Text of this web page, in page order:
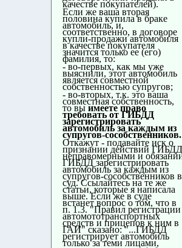
качестве покупателей).
Если же ваша вторая
половина купила в браке
автомобиль, и,
соответственно, в договоре
купли-продажи автомобиля
в качестве покупателя
значится только ее (его)
фамилия, то:
- во-первых, как мы уже
выяснили, этот автомобиль
является совместной
собственностью супругов;
- во-вторых, т.к. это ваша
совместная собственность,
то выимеете право
требовать от ГИБДД
зарегистрировать
автомобиль за каждым из
супругов-сособственников.
Откажут - подавайте иск о
признании действий ГИБДД
неправомерными и
ГИБДД зарегистрировать
автомобиль за каждым из
супругов-сособственников в
суд. Ссылайтесь на те же
статьи, которые я написала
выше. Если же в суде
встанет вопрос о том, что в
п. 1.3. "Правил регистрации
автомототранспортных
средств и прицепов к ним в
ГАИ" сказано: "...ГИБДД
регистрирует автомобиль
только за теми лицами,